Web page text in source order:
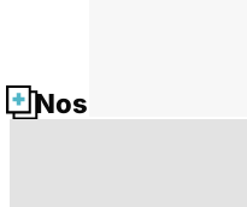
Nos fiches santé